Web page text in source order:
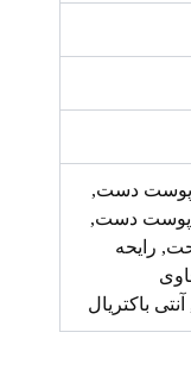
پوست دست,
پوست دست,
رایحه
باکتریال